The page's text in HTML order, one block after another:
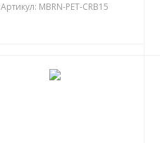
Артикул: MBRN-PET-CRB15